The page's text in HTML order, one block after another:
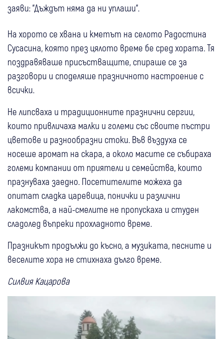
заяви: “Дъждът няма да ни уплаши“.
На хорото се хвана и кметът на селото Радостина
Сусасина, която през цялото време бе сред хората. Тя
поздравяваше присъстващите, спираше се за
разговори и споделяше празничното настроение с
всички.
Не липсваха и традиционните празнични сергии,
които привличаха малки и големи със своите пъстри
цветове и разнообразни стоки. Във въздуха се
носеше аромат на скара, а около масите се събираха
големи компании от приятели и семейства, които
празнуваха заедно. Посетителите можеха да
опитат сладка царевица, понички и различни
лакомства, а най-смелите не пропускаха и студен
сладолед въпреки прохладното време.
Празникът продължи до късно, а музиката, песните и
веселите хора не стихнаха дълго време.
Силвия Кацарова